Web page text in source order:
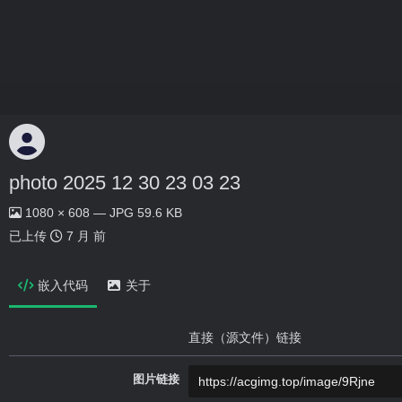
photo 2025 12 30 23 03 23
1080 × 608 — JPG 59.6 KB
已上传
7 月 前
嵌入代码 关于
直接（源文件）链接
图片链接